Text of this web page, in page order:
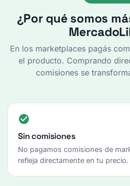
¿Por qué somos
En los marketplaces pagás
el producto. Comprando
comisiones se
Sin comisiones
No pagamos comisiones de
refleja directamente en tu precio.